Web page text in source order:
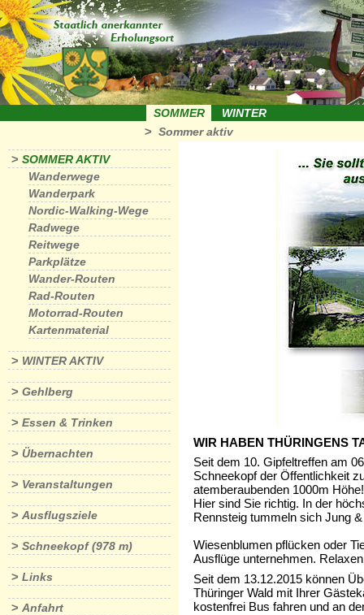
SOMMER WINTER
> Sommer aktiv
> SOMMER AKTIV
Wanderwege
Wanderpark
Nordic-Walking-Wege
Radwege
Reitwege
Parkplätze
Wander-Routen
Rad-Routen
Motorrad-Routen
Kartenmaterial
> WINTER AKTIV
> Gehlberg
> Essen & Trinken
> Übernachten
> Veranstaltungen
> Ausflugsziele
> Schneekopf (978 m)
> Links
> Anfahrt
WIR HABEN THÜRINGENS
Seit dem 10. Gipfeltreffen am
Schneekopf der Öffentlichkeit
atemberaubenden 1000m
Hier sind Sie richtig. In der
Rennsteig tummeln sich Jung
Wiesenblumen pflücken oder
Ausflüge unternehmen.
Seit dem 13.12.2015 können
Thüringer Wald mit Ihrer
kostenfrei Bus fahren und an